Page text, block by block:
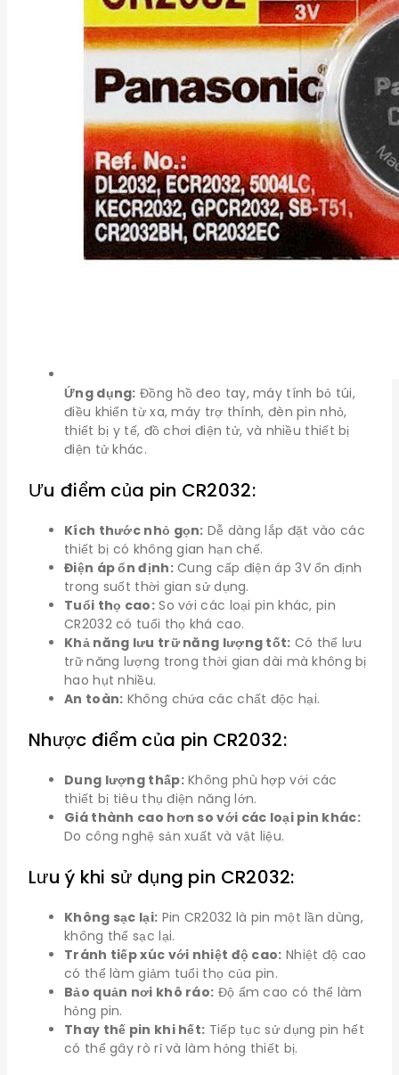
Ứng dụng: Đồng hồ đeo tay, máy tính bỏ túi,
điều khiển từ xa, máy trợ thính, đèn pin nhỏ,
thiết bị y tế, đồ chơi điện tử, và nhiều thiết bị
điện tử khác.
Ưu điểm của pin CR2032:
Kích thước nhỏ gọn: Dễ dàng lắp đặt vào các
thiết bị có không gian hạn chế.
Điện áp ổn định:Cung cấp điện áp 3V ổn định
trong suốt thời gian sử dụng.
Tuổi thọ cao:So với các loại pin khác, pin
CR2032 có tuổi thọ khá cao.
Khả năng lưu trữ năng lượng tốt: Có thể lưu
trữ năng lượng trong thời gian dài mà không bị
hao hụt nhiều.
An toàn: Không chứa các chất độc hại.
Nhược điểm của pin CR2032:
Dung lượng thấp:Không phù hợp với các
thiết bị tiêu thụ điện năng lớn.
Giá thành cao hơn so với các loại pin khác:
Do công nghệ sản xuất và vật liệu.
Lưu ý khi sử dụng pin CR2032:
Không sạc lại: Pin CR2032 là pin một lần dùng,
không thể sạc lại.
Tránh tiếp xúc với nhiệt độ cao: Nhiệt độ cao
có thể làm giảm tuổi thọ của pin.
Bảo quản nơi khô ráo: Độ ẩm cao có thể làm
hỏng pin.
Thay thế pin khi hết: Tiếp tục sử dụng pin hết
có thể gây rò rỉ và làm hỏng thiết bị.